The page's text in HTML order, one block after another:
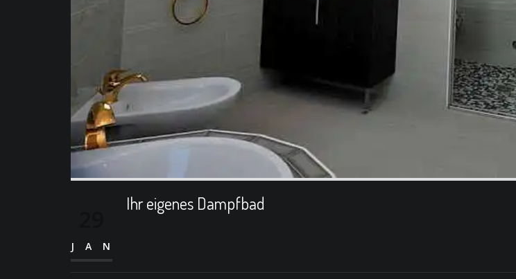
JAN
Ihr eigenes Dampfbad